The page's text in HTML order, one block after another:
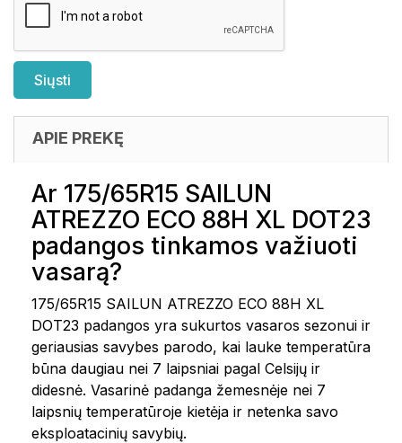
APIE PREKĘ
Ar 175/65R15 SAILUN
ATREZZO ECO 88H XL DOT23
padangos tinkamos važiuoti
vasarą?
175/65R15 SAILUN ATREZZO ECO 88H XL
DOT23 padangos yra sukurtos vasaros sezonui ir
geriausias savybes parodo, kai lauke temperatūra
būna daugiau nei 7 laipsniai pagal Celsijų ir
didesnė. Vasarinė padanga žemesnėje nei 7
laipsnių temperatūroje kietėja ir netenka savo
eksploatacinių savybių.